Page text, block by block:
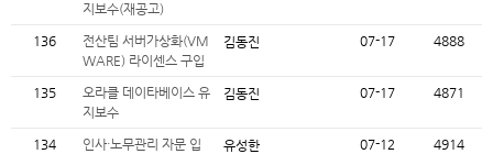
지보수(재공고)
136
전산팀 서버가상화(VM
WARE) 라이센스 구입
김동진 07-17 4888
135
오라클 데이타베이스 유
지보수
김동진 07-17 4871
134
인사·노무관리 자문 입
유성한 07-12 4914